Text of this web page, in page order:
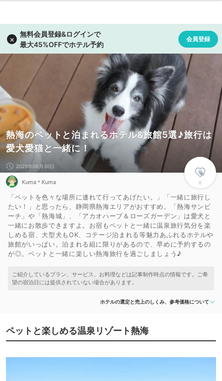
熱海のペットと泊まれるホテル&旅館5選♪旅行は
愛犬愛猫と一緒に！
0
2025年06月30日
Kuma＊Kuma
「ペットを色々な場所に連れて行ってあげたい。」「一緒に旅行し
たい！」と思ったら、静岡県熱海エリアがおすすめ。「熱海サンビ
ーチ」や「熱海城」、「アカオハーブ＆ローズガーデン」は愛犬と
一緒にお散歩できますよ。お宿もペットと一緒に温泉旅行気分を楽
しめる宿、大型犬もOK、コテージ泊まれる等魅力あふれるホテルや
旅館がいっぱい。泊まれる組に限りがあるので、早めに予約するの
が◎。ペットと一緒に楽しい熱海旅行を過ごしましょう♪
ホテルの選定と売上のしくみ、参考価格について
ペットと楽しめる温泉リゾート熱海